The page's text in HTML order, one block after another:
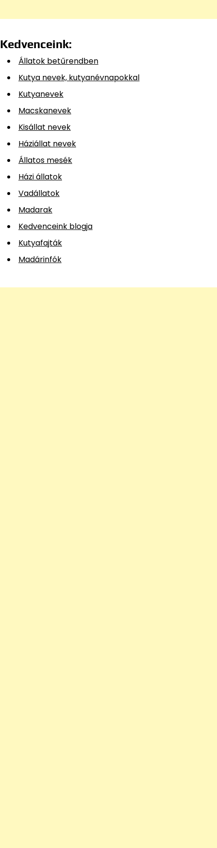
Kedvenceink:
Állatok betűrendben
Kutya nevek, kutyanévnapokkal
Kutyanevek
Macskanevek
Kisállat nevek
Háziállat nevek
Állatos mesék
Házi állatok
Vadállatok
Madarak
Kedvenceink blogja
Kutyafajták
Madárinfók